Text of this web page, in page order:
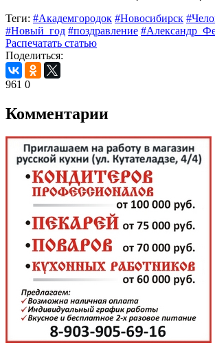
Теги: #Академгородок #Новосибирск
#Новый_год #поздравление
Распечатать статью
Поделиться:
961 0
Комментарии